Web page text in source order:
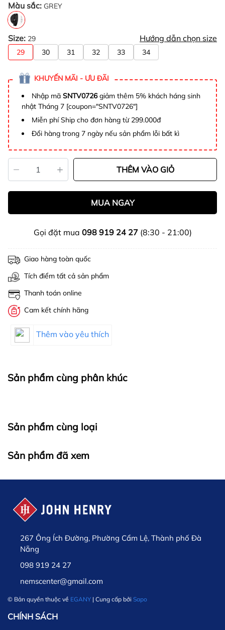
Màu sắc: GREY
Size: 29 Hướng dẫn chọn size
29 30 31 32 33 34
KHUYẾN MÃI - ƯU ĐÃI
Nhập mã SNTV0726giảm thêm 5% khách háng sinh
nhật Tháng 7 [coupon="SNTV0726"]
Miễn phí Ship cho đơn hàng từ 299.000đ
Đổi hàng trong 7 ngày nếu sản phẩm lỗi bất kì
THÊM VÀO GIỎ
MUA NGAY
Gọi đặt mua 098 919 24 27(8:30 - 21:00)
Giao hàng toàn quốc
Tích điểm tất cả sản phẩm
Thanh toán online
Cam kết chính hãng
Thêm vào yêu thích
Sản phẩm cùng phân khúc
Sản phẩm cùng loại
Sản phẩm đã xem
267 Ông Ích Đường, Phường Cẩm Lệ, Thành phố Đà
Nẵng
098 919 24 27
nemscenter@gmail.com
© Bản quyền thuộc về EGANY | Cung cấp bởi Sapo
CHÍNH SÁCH